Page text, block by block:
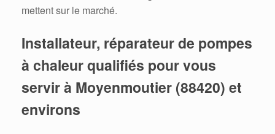
mettent sur le marché.
Installateur, réparateur de pompes
à chaleur qualifiés pour vous
servir à Moyenmoutier (88420) et
environs